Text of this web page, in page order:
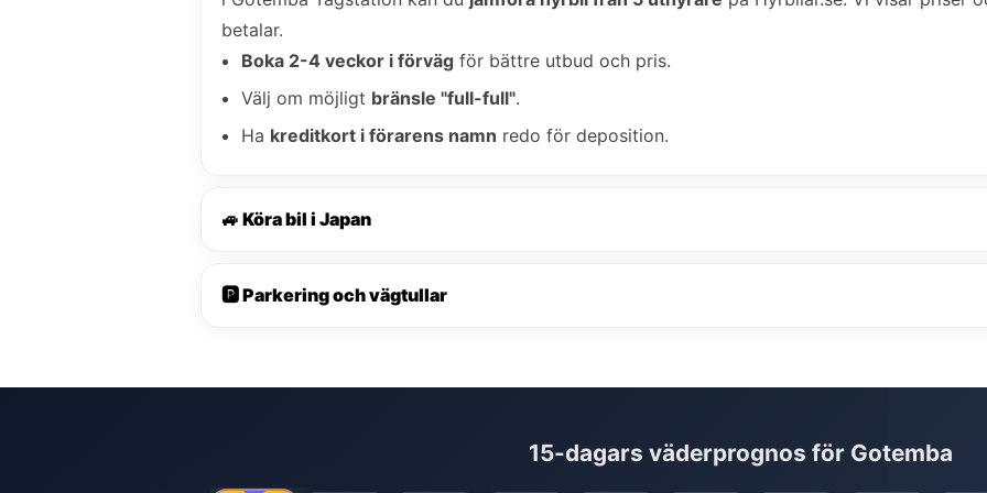
betalar.
Boka 2-4 veckor i förväg för bättre utbud och pris.
Välj om möjligt bränsle "full-full".
Ha kreditkort i förarens namn redo för deposition.
🚙 Köra bil i Japan
🅿️ Parkering och vägtullar
15-dagars väderprognos för Gotemba